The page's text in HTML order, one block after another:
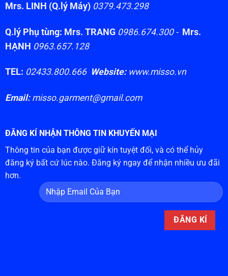
Mrs. LINH (Q.lý Máy) 0379.473.298
Q.lý Phụ tùng: Mrs. TRANG 0986.674.300 - Mrs.
HẠNH 0963.657.128
TEL: 02433.800.666 Website:www.misso.vn
Email:misso.garment@gmail.com
ĐĂNG KÍ NHẬN THÔNG TIN KHUYẾN MẠI
Thông tin của bạn được giữ kín tuyệt đối, và có thể hủy
đăng ký bất cứ lúc nào. Đăng ký ngay để nhận nhiều ưu đãi
hơn.